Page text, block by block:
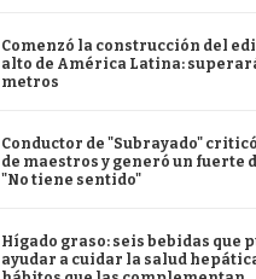
Comenzó la construcción del
alto de América Latina:
metros
Conductor de "Subrayado"
de maestros y generó un fuerte
"No tiene sentido"
Hígado graso: seis bebidas que
ayudar a cuidar la salud